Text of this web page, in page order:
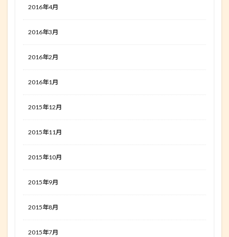
2016年4月
2016年3月
2016年2月
2016年1月
2015年12月
2015年11月
2015年10月
2015年9月
2015年8月
2015年7月